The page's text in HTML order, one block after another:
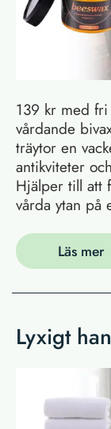
139 kr med
vårdande
träytor en
antikviteter
Hjälper till att
vårda ytan på
Läs mer
Lyxigt